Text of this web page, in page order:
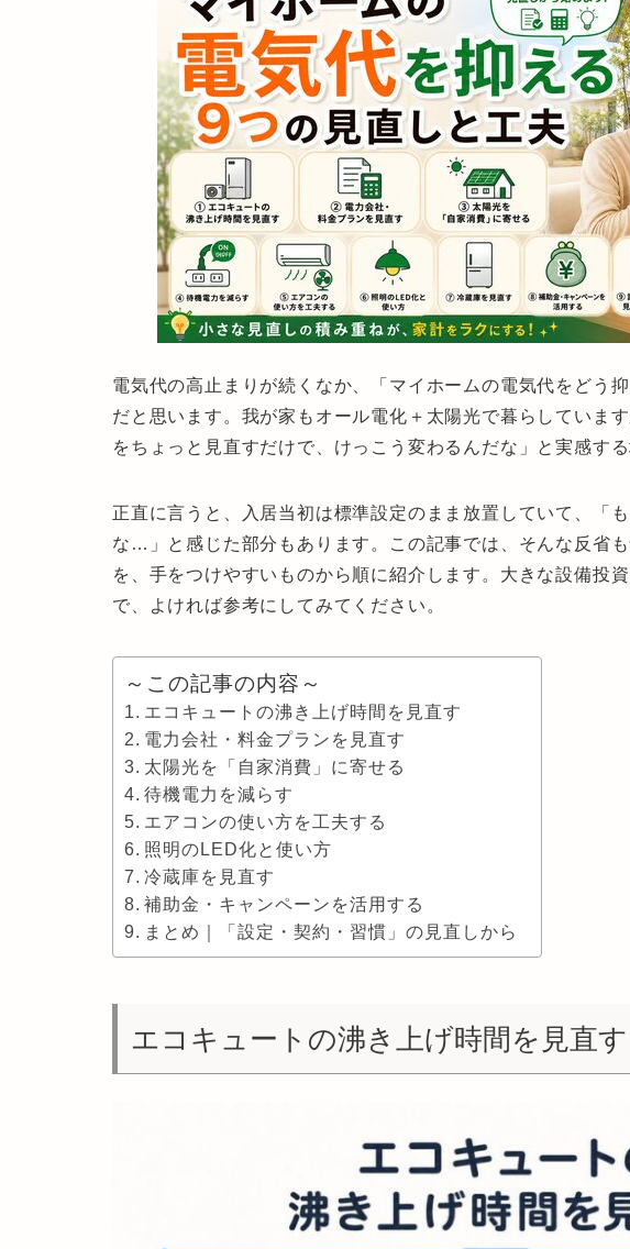
電気代の高止まりが続くなか、「 マイホームの電気代をどう
だと思います。我が家もオール電化＋太陽光で暮らしていま
をちょっと見直すだけで、けっこう変わるんだな」と実感す
正直に言うと、入居当初は標準設定のまま放置していて、「
な…」と感じた部分もあります。この記事では、そんな反省
を、手をつけやすいものから順に紹介します。大きな設備投
で、よければ参考にしてみてください。
～この記事の内容～
エコキュートの沸き上げ時間を見直す
電力会社・料金プランを見直す
太陽光を「自家消費」に寄せる
待機電力を減らす
エアコンの使い方を工夫する
照明のLED化と使い方
冷蔵庫を見直す
補助金・キャンペーンを活用する
まとめ｜「設定・契約・習慣」の見直しから
エコキュートの沸き上げ時間を見直す